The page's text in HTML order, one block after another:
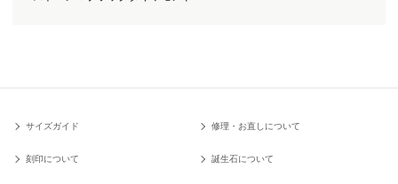
サイズガイド 修理・お直しについて
刻印について 誕生石について